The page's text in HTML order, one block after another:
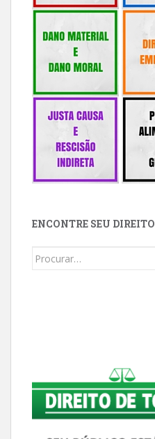
ENCONTRE SEU DIREITO
Buscar: